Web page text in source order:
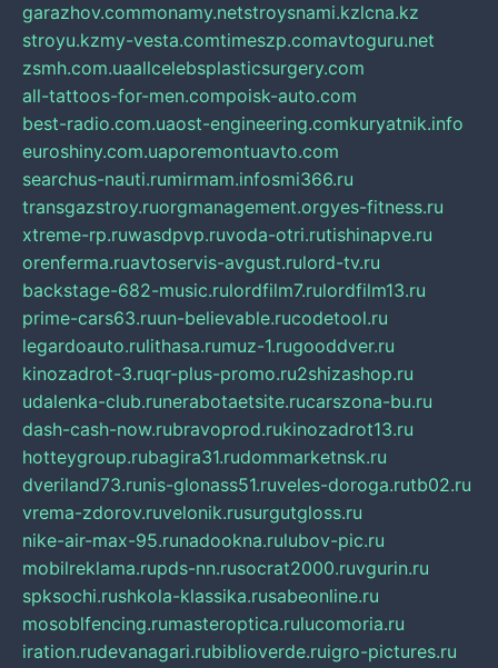
garazhov.commonamy.netstroysnami.kzlcna.kz
stroyu.kzmy-vesta.comtimeszp.comavtoguru.net
zsmh.com.uaallcelebsplasticsurgery.com
all-tattoos-for-men.compoisk-auto.com
best-radio.com.uaost-engineering.comkuryatnik.info
euroshiny.com.uaporemontuavto.com
searchus-nauti.rumirmam.infosmi366.ru
transgazstroy.ruorgmanagement.orgyes-fitness.ru
xtreme-rp.ruwasdpvp.ruvoda-otri.rutishinapve.ru
orenferma.ruavtoservis-avgust.rulord-tv.ru
backstage-682-music.rulordfilm7.rulordfilm13.ru
prime-cars63.ruun-believable.rucodetool.ru
legardoauto.rulithasa.rumuz-1.rugooddver.ru
kinozadrot-3.ruqr-plus-promo.ru2shizashop.ru
udalenka-club.runerabotaetsite.rucarszona-bu.ru
dash-cash-now.rubravoprod.rukinozadrot13.ru
hotteygroup.rubagira31.rudommarketnsk.ru
dveriland73.runis-glonass51.ruveles-doroga.rutb02.ru
vrema-zdorov.ruvelonik.rusurgutgloss.ru
nike-air-max-95.runadookna.rulubov-pic.ru
mobilreklama.rupds-nn.rusocrat2000.ruvgurin.ru
spksochi.rushkola-klassika.rusabeonline.ru
mosoblfencing.rumasteroptica.rulucomoria.ru
iration.rudevanagari.rubiblioverde.ruigro-pictures.ru